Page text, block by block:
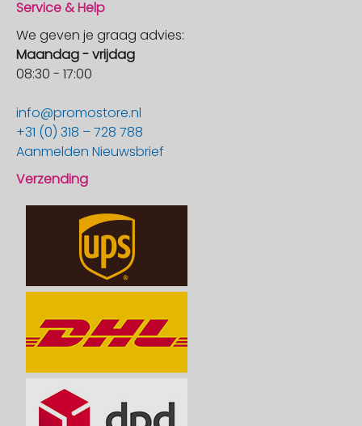
Service & Help
We geven je graag advies:
Maandag - vrijdag
08:30 - 17:00
info@promostore.nl
+31 (0) 318 – 728 788
Aanmelden Nieuwsbrief
Verzending